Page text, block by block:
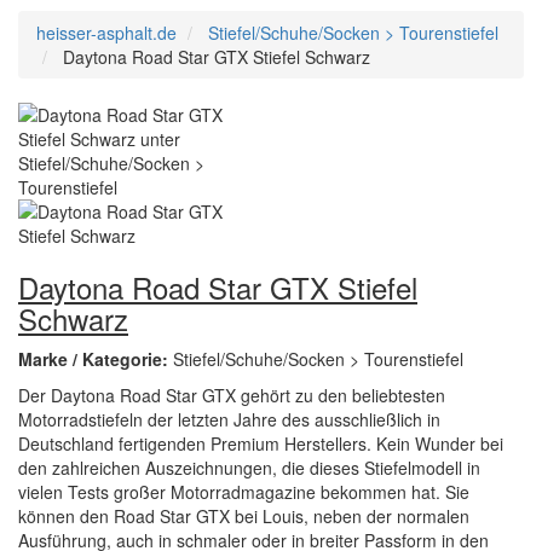
heisser-asphalt.de
Stiefel/Schuhe/Socken > Tourenstiefel
Daytona Road Star GTX Stiefel Schwarz
Daytona Road Star GTX Stiefel
Schwarz
Marke / Kategorie: Stiefel/Schuhe/Socken > Tourenstiefel
Der Daytona Road Star GTX gehört zu den beliebtesten
Motorradstiefeln der letzten Jahre des ausschließlich in
Deutschland fertigenden Premium Herstellers. Kein Wunder bei
den zahlreichen Auszeichnungen, die dieses Stiefelmodell in
vielen Tests großer Motorradmagazine bekommen hat. Sie
können den Road Star GTX bei Louis, neben der normalen
Ausführung, auch in schmaler oder in breiter Passform in den